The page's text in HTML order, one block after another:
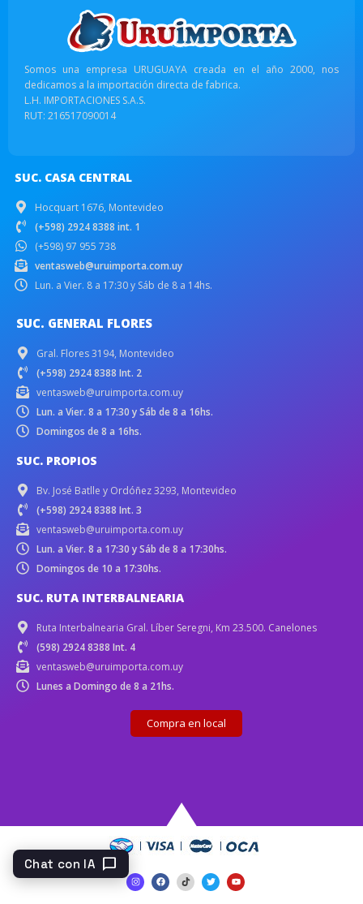
Somos una empresa URUGUAYA creada en el año 2000, nos
dedicamos a la importación directa de fabrica.
L.H. IMPORTACIONES S.A.S.
RUT: 216517090014
SUC. CASA CENTRAL
Hocquart 1676, Montevideo
(+598) 2924 8388 int. 1
(+598) 97 955 738
ventasweb@uruimporta.com.uy
Lun. a Vier. 8 a 17:30 y Sáb de 8 a 14hs.
SUC. GENERAL FLORES
Gral. Flores 3194, Montevideo
(+598) 2924 8388 Int. 2
ventasweb@uruimporta.com.uy
Lun. a Vier. 8 a 17:30 y Sáb de 8 a 16hs.
Domingos de 8 a 16hs.
SUC. PROPIOS
Bv. José Batlle y Ordóñez 3293, Montevideo
(+598) 2924 8388 Int. 3
ventasweb@uruimporta.com.uy
Lun. a Vier. 8 a 17:30 y Sáb de 8 a 17:30hs.
Domingos de 10 a 17:30hs.
SUC. RUTA INTERBALNEARIA
Ruta Interbalnearia Gral. Líber Seregni, Km 23.500. Canelones
(598) 2924 8388 Int. 4
ventasweb@uruimporta.com.uy
Lunes a Domingo de 8 a 21hs.
Compra en local
Chat con IA chat_bubble